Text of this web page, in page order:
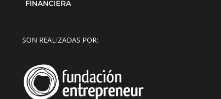
SON REALIZADAS POR: